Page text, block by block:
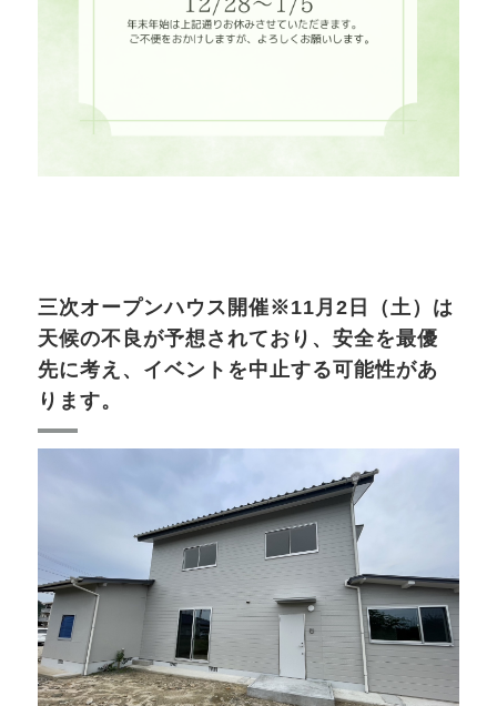
三次オープンハウス開催※11月2日（土）は
天候の不良が予想されており、安全を最優
先に考え、イベントを中止する可能性があ
ります。